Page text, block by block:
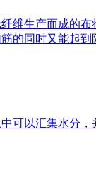
维生产而成的
的同时又能起到
可以汇集水分